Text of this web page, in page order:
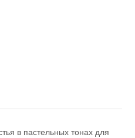
в пастельных тонах для